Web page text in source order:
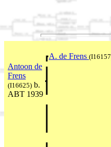
A. de Frens
Antoon de
Frens
(I16625) b.
ABT 1939